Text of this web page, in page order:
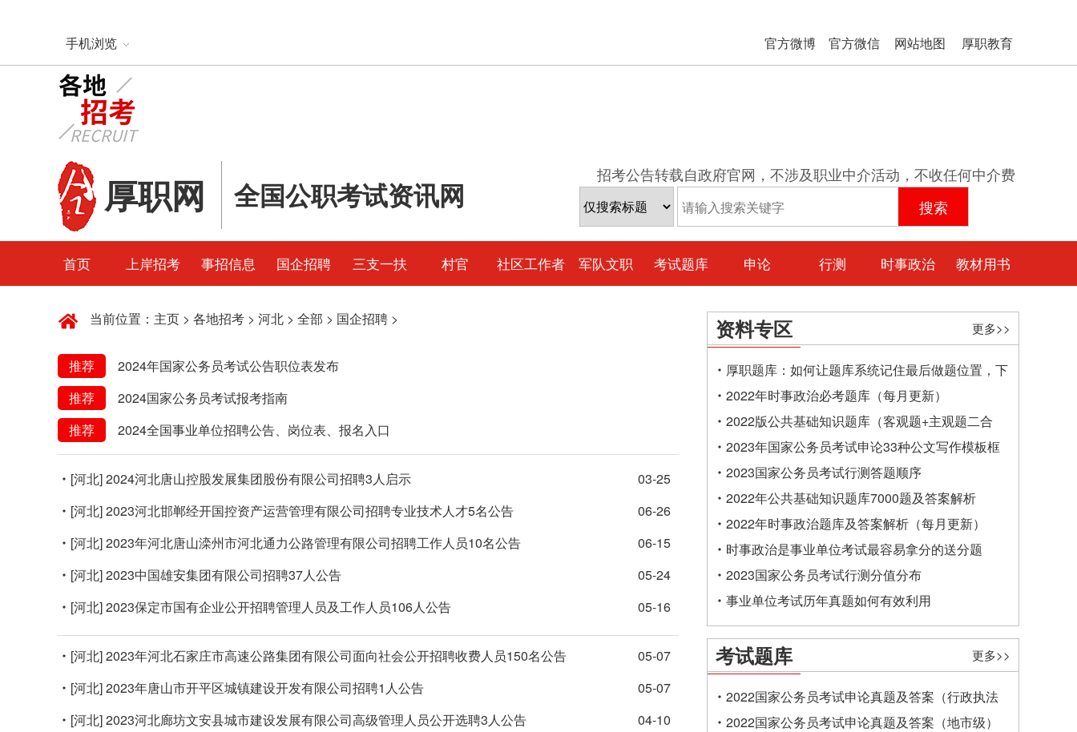
手机浏览 官方微博 官方微信 网站地图 厚职教育
厚职网 全国公职考试资讯网
招考公告转载自政府官网，不涉及职业中介活动，不收任何中介费
首页 上岸招考 事招信息 国企招聘 三支一扶 村官 社区工作者 军队文职 考试题库 申论 行测 时事政治 教材用书
当前位置： 主页 > 各地招考 > 河北 > 全部 > 国企招聘 >
推荐
2024年国家公务员考试公告职位表发布
推荐
2024国家公务员考试报考指南
推荐
2024全国事业单位招聘公告、岗位表、报名入口
[河北]2024河北唐山控股发展集团股份有限公司招聘3人启示
03-25
[河北]2023河北邯郸经开国控资产运营管理有限公司招聘专业技术人才5名公告
06-26
[河北]2023年河北唐山滦州市河北通力公路管理有限公司招聘工作人员10名公告
06-15
[河北]2023中国雄安集团有限公司招聘37人公告
05-24
[河北]2023保定市国有企业公开招聘管理人员及工作人员106人公告 05-16
[河北]2023年河北石家庄市高速公路集团有限公司面向社会公开招聘收费人员150名公告
05-07
[河北]2023年唐山市开平区城镇建设开发有限公司招聘1人公告
05-07
[河北]2023河北廊坊文安县城市建设发展有限公司高级管理人员公开选聘3人公告
04-10
资料专区 更多>>
厚职题库：如何让题库系统记住最后做题位置，下
一次进入后可接续做题？
2022年时事政治必考题库（每月更新）
2022版公共基础知识题库（客观题+主观题二合
一）
2023年国家公务员考试申论33种公文写作模板框
架
2023国家公务员考试行测答题顺序
2022年公共基础知识题库7000题及答案解析
2022年时事政治题库及答案解析（每月更新）
时事政治是事业单位考试最容易拿分的送分题
2023国家公务员考试行测分值分布
事业单位考试历年真题如何有效利用
考试题库 更多>>
2022国家公务员考试申论真题及答案（行政执法
类）
2022国家公务员考试申论真题及答案（地市级）